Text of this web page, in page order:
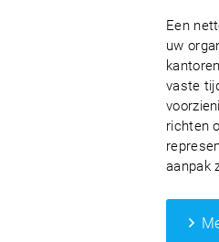
Een
uw
vaste
richten
aanpak